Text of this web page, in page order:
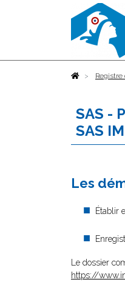
Accueil
SAS -
SAS
Les
Établir
Le dossier
https://